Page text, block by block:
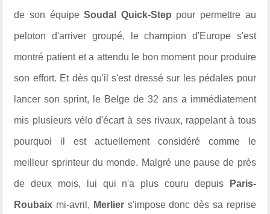
de son équipeSoudal Quick-Step pour permettre au
peloton d'arriver groupé, le champion d'Europe s'est
montré patient et a attendu le bon moment pour produire
son effort. Et dès qu'il s'est dressé sur les pédales pour
lancer son sprint, le Belge de 32 ans a immédiatement
mis plusieurs vélo d'écart à ses rivaux, rappelant à tous
pourquoi il est actuellement considéré comme le
meilleur sprinteur du monde. Malgré une pause de près
de deux mois, lui qui n'a plus couru depuis Paris-
Roubaix mi-avril, Merliers'impose donc dès sa reprise